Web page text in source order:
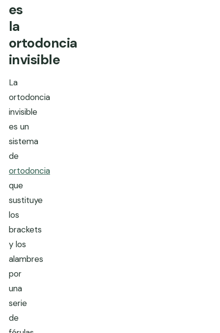
es
la
ortodoncia
invisible
La
ortodoncia
invisible
es un
sistema
de
ortodoncia
que
sustituye
los
brackets
y los
alambres
por
una
serie
de